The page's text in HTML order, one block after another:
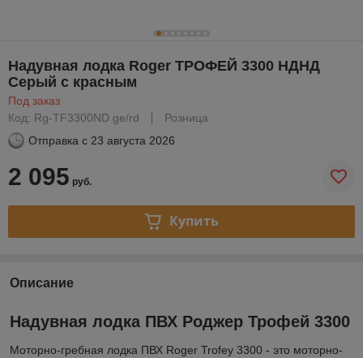
Надувная лодка Roger ТРОФЕЙ 3300 НДНД
Серый с красным
Под заказ
Код: Rg-TF3300ND ge/rd
Розница
Отправка с 23 августа 2026
2 095 руб.
Купить
Описание
Надувная лодка ПВХ Роджер Трофей 3300
Моторно-гребная лодка ПВХ Roger Trofey 3300 - это моторно-